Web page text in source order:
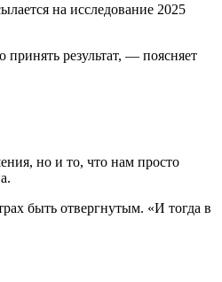
на исследование 2025
принять результат, — поясняет
но и то, что нам просто
быть отвергнутым. «И тогда в